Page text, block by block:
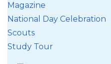
Magazine
National Day Celebration
Scouts
Study Tour